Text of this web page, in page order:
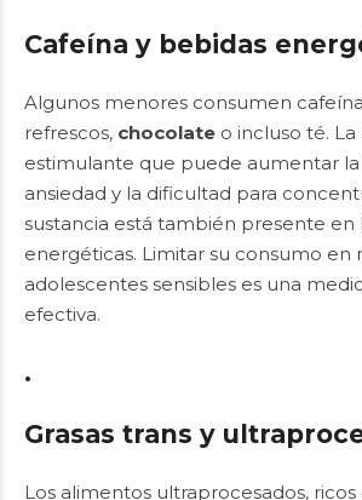
Cafeína y bebidas
Algunos menores consumen
refrescos, chocolate o incluso té.
estimulante que puede aumentar la
ansiedad y la dificultad para
sustancia está también presente en
energéticas. Limitar su consumo en
adolescentes sensibles es una
efectiva.
.
Grasas trans y
Los alimentos ultraprocesados, ricos